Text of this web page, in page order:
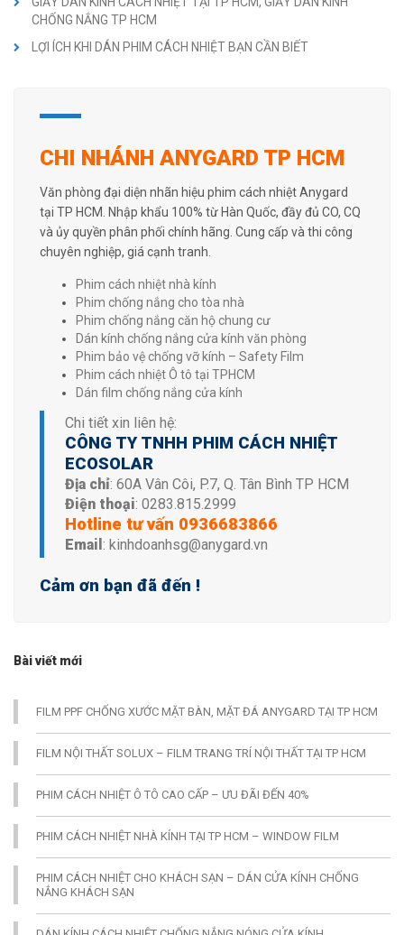
CHỐNG NẮNG TP HCM
LỢI ÍCH KHI DÁN PHIM CÁCH NHIỆT BẠN CẦN BIẾT
CHI NHÁNH ANYGARD TP HCM
Văn phòng đại diện nhãn hiệu phim cách nhiệt Anygard
tại TP HCM. Nhập khẩu 100% từ Hàn Quốc, đầy đủ CO, CQ
và ủy quyền phân phối chính hãng. Cung cấp và thi công
chuyên nghiệp, giá cạnh tranh.
Phim cách nhiệt nhà kính
Phim chống nắng cho tòa nhà
Phim chống nắng căn hộ chung cư
Dán kính chống nắng cửa kính văn phòng
Phim bảo vệ chống vỡ kính – Safety Film
Phim cách nhiệt Ô tô tại TPHCM
Dán film chống nắng cửa kính
Chi tiết xin liên hệ:
CÔNG TY TNHH PHIM CÁCH NHIỆT
ECOSOLAR
Địa chỉ: 60A Vân Côi, P.7, Q. Tân Bình TP HCM
Điện thoại: 0283.815.2999
Hotline tư vấn 0936683866
Email : kinhdoanhsg@anygard.vn
Cảm ơn bạn đã đến !
Bài viết mới
FILM PPF CHỐNG XƯỚC MẶT BÀN, MẶT ĐÁ ANYGARD TẠI TP HCM
FILM NỘI THẤT SOLUX – FILM TRANG TRÍ NỘI THẤT TẠI TP HCM
PHIM CÁCH NHIỆT Ô TÔ CAO CẤP – ƯU ĐÃI ĐẾN 40%
PHIM CÁCH NHIỆT NHÀ KÍNH TẠI TP HCM – WINDOW FILM
PHIM CÁCH NHIỆT CHO KHÁCH SẠN – DÁN CỬA KÍNH CHỐNG
NẮNG KHÁCH SẠN